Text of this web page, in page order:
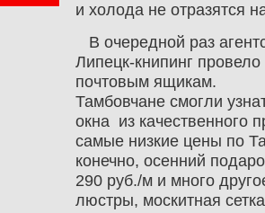
и холода не отразятся
В очередной раз
Липецк-книпинг
почтовым ящикам.
Тамбовчане смогли
окна из качественного
самые низкие цены по
конечно, осенний
290 руб./м и много
люстры, москитная